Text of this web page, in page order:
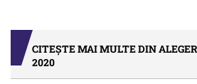
CITEȘTE MAI MULTE DIN
2020